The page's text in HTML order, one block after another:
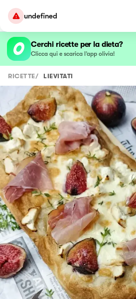
undefined
Cerchi ricette per la dieta?
Clicca qui e scarica l’app olivia!
RICETTE/ LIEVITATI